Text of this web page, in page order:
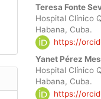
Main
Article
Content
Teresa Fonte
Hospital Clínico
Habana, Cuba.
https://
Yanet Pérez
Hospital Clínico
Habana, Cuba.
https://